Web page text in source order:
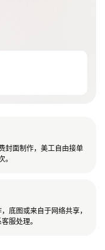
封面制作，美工自由接单
底图或来自于网络共享，
服处理。